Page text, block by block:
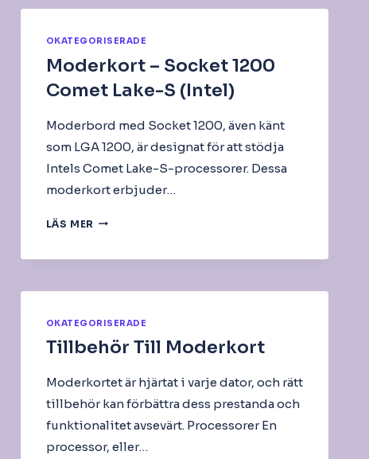
OKATEGORISERADE
Moderkort – Socket 1200
Comet Lake-S (Intel)
Moderbord med Socket 1200, även känt
som LGA 1200, är designat för att stödja
Intels Comet Lake-S-processorer. Dessa
moderkort erbjuder…
LÄS MER MODERKORT
S
OKATEGORISERADE
Tillbehör Till Moderkort
Moderkortet är hjärtat i varje dator, och rätt
tillbehör kan förbättra dess prestanda och
funktionalitet avsevärt. Processorer En
processor, eller…